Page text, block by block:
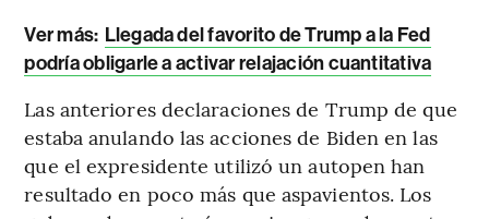
Ver más: Llegada del favorito de Trump a la Fed
podría obligarle a activar relajación cuantitativa
Las anteriores declaraciones de Trump de que
estaba anulando las acciones de Biden en las
que el expresidente utilizó un autopen han
resultado en poco más que aspavientos. Los